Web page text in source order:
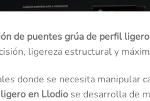
de puentes grúa de perfil
ligereza estructural y
donde se necesita manipular
en Llodio se desarrolla de